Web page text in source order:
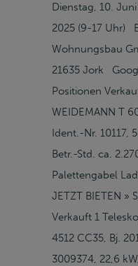
Dienstag, 10.
2025 (9-17 Uhr)
Wohnungsbau
21635 Jork
Positionen
WEIDEMANN T
Ident.-Nr. 10117,
Betr.-Std. ca.
Palettengabel
JETZT BIETEN »
Verkauft 1
4512 CC35, Bj.
3009374, 22,6